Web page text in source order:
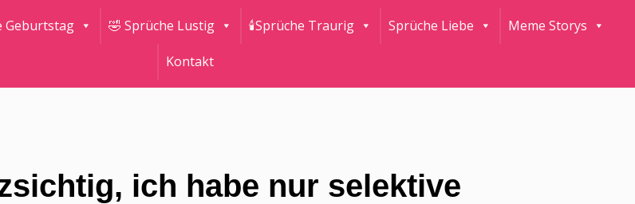
Geburtstag 🤣 Sprüche Lustig 🕯Sprüche Traurig Sprüche Liebe Meme Storys
Kontakt
ich habe nur selektive